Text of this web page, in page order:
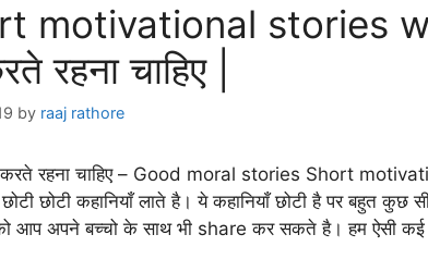
motivational stories
रहना चाहिए |
by raaj rathore
रहना चाहिए – Good moral stories Short
छोटी कहानियाँ लाते है। ये कहानियाँ छोटी है पर बहुत
आप अपने बच्चो के साथ भी share कर सकते है। हम ऐसी कई